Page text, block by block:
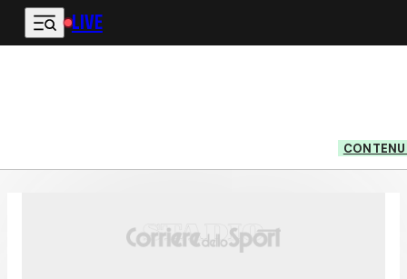
Vai al contenuto principale
LIVE